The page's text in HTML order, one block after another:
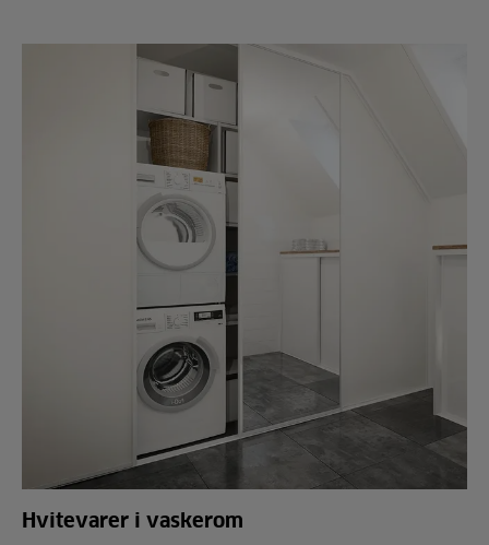
Hvitevarer i vaskerom